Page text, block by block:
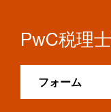
PwC税理
フォーム